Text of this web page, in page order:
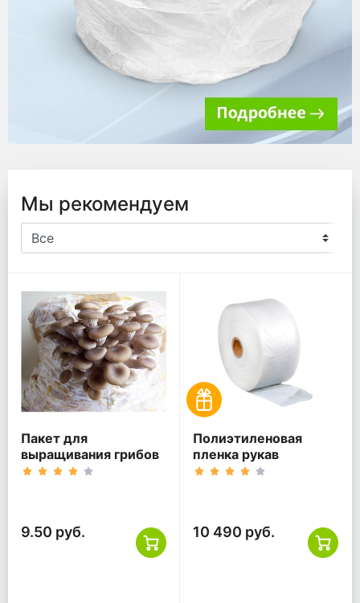
Мы рекомендуем
Пакет для
выращивания грибов
9.50 руб.
Полиэтиленовая
пленка рукав
10 490 руб.